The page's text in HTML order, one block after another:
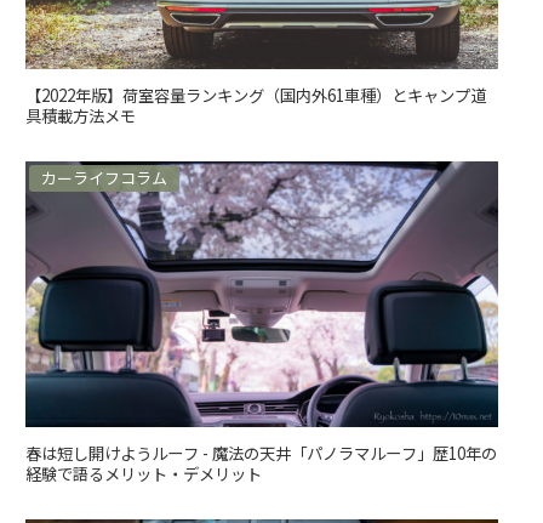
【2022年版】荷室容量ランキング（国内外61車種）とキャンプ道
具積載方法メモ
カーライフコラム
春は短し開けようルーフ - 魔法の天井「パノラマルーフ」歴10年の
経験で語るメリット・デメリット